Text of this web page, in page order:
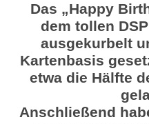
Das „Happy
dem tollen
ausgekurbelt
Kartenbasis
etwa die Hälfte
Anschließend